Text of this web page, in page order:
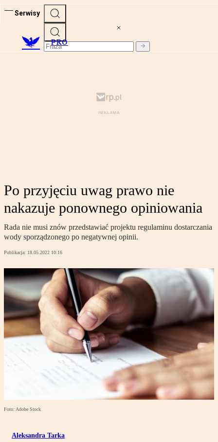
Serwisy
PRO
Po przyjęciu uwag prawo nie
nakazuje ponownego opiniowania
Rada nie musi znów przedstawiać projektu regulaminu dostarczania
wody sporządzonego po negatywnej opinii.
Publikacja: 18.05.2022 10:16
Foto: Adobe Stock
Aleksandra Tarka